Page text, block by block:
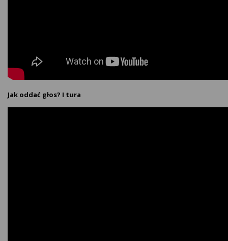
Jak oddać głos? I tura